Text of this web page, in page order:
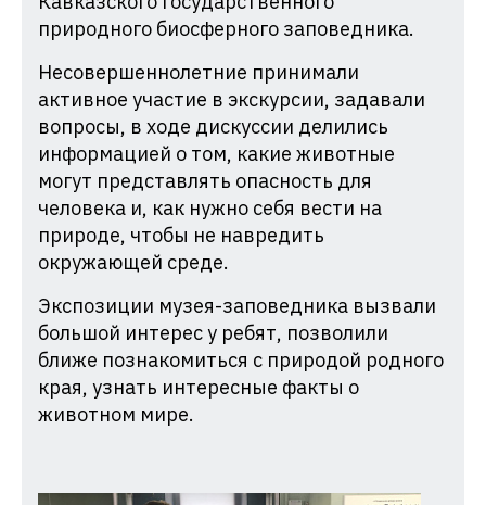
природного биосферного заповедника.
Несовершеннолетние принимали
активное участие в экскурсии, задавали
вопросы, в ходе дискуссии делились
информацией о том, какие животные
могут представлять опасность для
человека и, как нужно себя вести на
природе, чтобы не навредить
окружающей среде.
Экспозиции музея-заповедника вызвали
большой интерес у ребят, позволили
ближе познакомиться с природой родного
края, узнать интересные факты о
животном мире.